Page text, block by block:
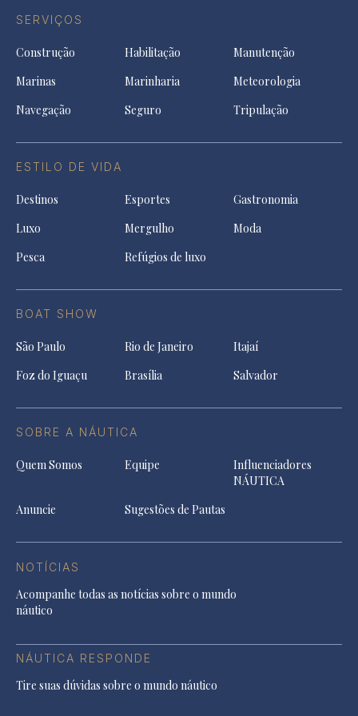
SERVIÇOS
Construção Habilitação
Manutenção
Marinas
Marinharia
Meteorologia
Navegação
Seguro Tripulação
ESTILO DE VIDA
Destinos Esportes
Gastronomia
Luxo
Mergulho
Moda
Pesca
Refúgios de luxo
BOAT SHOW
São Paulo Rio de Janeiro
Itajaí
Foz do Iguaçu
Brasília Salvador
SOBRE A NÁUTICA
Quem Somos Equipe
Influenciadores
NÁUTICA
Anuncie
Sugestões de Pautas
NOTÍCIAS
Acompanhe todas as notícias sobre o mundo
náutico
NÁUTICA RESPONDE
Tire suas dúvidas sobre o mundo náutico